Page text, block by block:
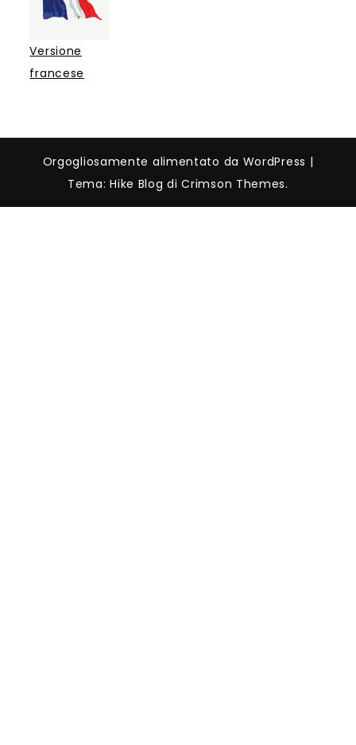
Versione
francese
Orgogliosamente alimentato da WordPress |
Tema: Hike Blog di Crimson Themes.